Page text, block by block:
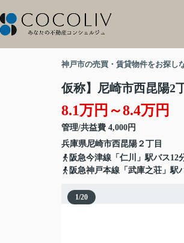
神戸市の売買・賃貸物件をお探し
仮称】尼崎市西昆陽2
8.1万円～8.4万円
管理/共益費 4,000円
兵庫県尼崎市西昆陽 ２丁目
阪急今津線「仁川」駅バス12
阪急神戸本線「武庫之荘」駅
1/20